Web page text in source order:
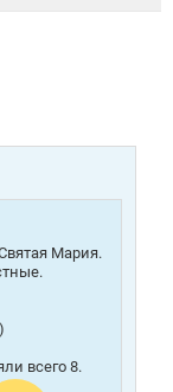
Мaрия.
всего 8.